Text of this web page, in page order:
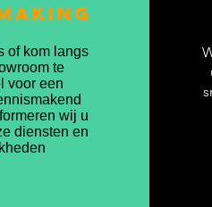
of kom langs
te
voor een
wij u
diensten en